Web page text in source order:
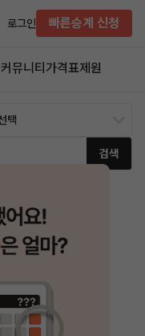
로그인 빠른승계 신청
커뮤니티 가격표제원
검색